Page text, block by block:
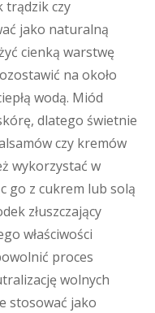
trądzik czy
jako naturalną
cienką warstwę
na około
wodą. Miód
dlatego świetnie
czy kremów
wykorzystać w
go z cukrem lub solą
złuszczający
właściwości
proces
wolnych
stosować jako